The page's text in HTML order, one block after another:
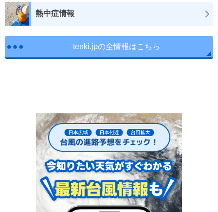
熱中症情報
tenki.jpの全情報はこちら